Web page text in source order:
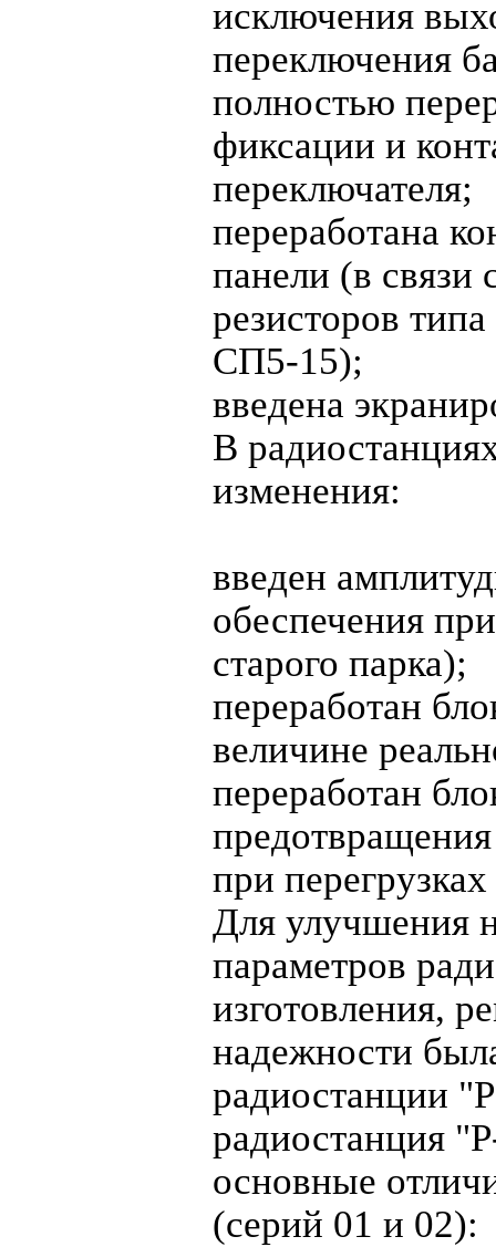
исключения
переключения
полностью
фиксации и
переключателя;
переработана
панели (в связи
резисторов
СП5-15);
введена
В
изменения:
введен
обеспечения
старого парка);
переработан
величине
переработан
при
Для улучшения
параметров
изготовления,
надежности
радиостанции
радиостанция
основные
(серий 01 и 02):